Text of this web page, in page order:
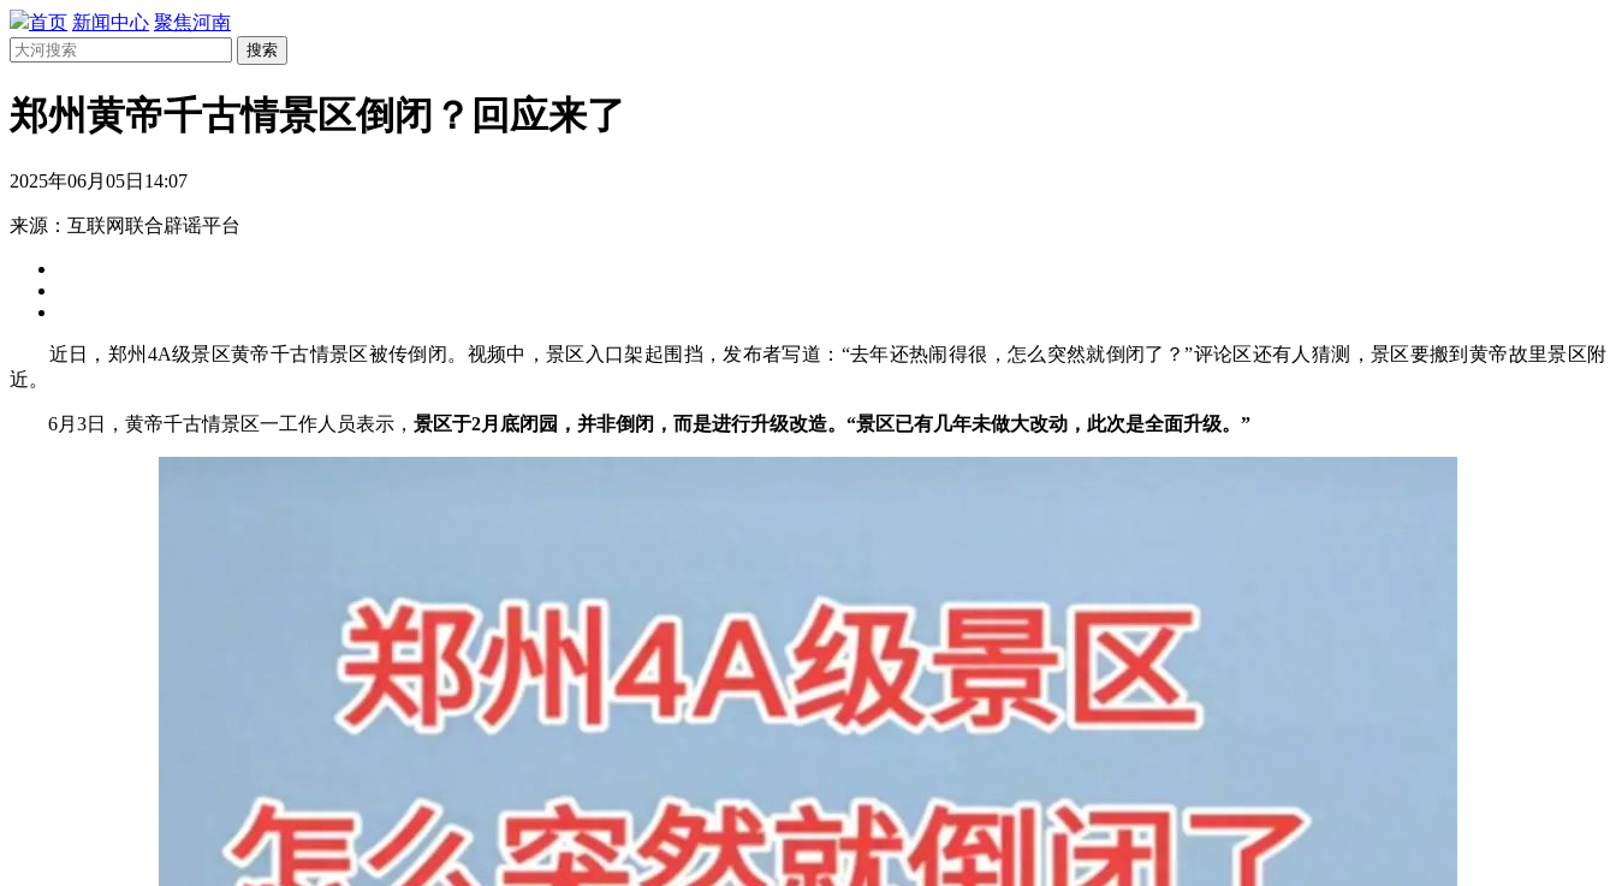
首页 新闻中心 聚焦河南
搜索
郑州黄帝千古情景区倒闭？回应来了
2025年06月05日14:07
来源：互联网联合辟谣平台
近日，郑州4A级景区黄帝千古情景区被传倒闭。视频中，景区入口架起围挡，发布者写道：“去年还热闹得很，怎么突然就倒闭了？”评论区还有人猜测，景区要搬到黄帝故里景区附
近。
6月3日，黄帝千古情景区一工作人员表示， 景区于2月底闭园，并非倒闭，而是进行升级改造。“景区已有几年未做大改动，此次是全面升级。”